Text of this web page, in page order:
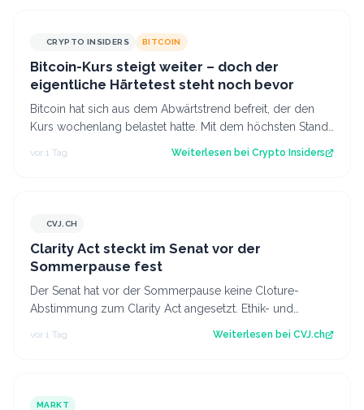
CRYPTO INSIDERS BITCOIN
Bitcoin-Kurs steigt weiter – doch der
eigentliche Härtetest steht noch bevor
Bitcoin hat sich aus dem Abwärtstrend befreit, der den
Kurs wochenlang belastet hatte. Mit dem höchsten Stand
seit fast einer Woche keimt ne…
vor 1 Tag Weiterlesen bei Crypto Insiders
CVJ.CHCVJ.CH
Clarity Act steckt im Senat vor der
Sommerpause fest
Der Senat hat vor der Sommerpause keine Cloture-
Abstimmung zum Clarity Act angesetzt. Ethik- und
vor 1 Tag Weiterlesen bei CVJ.ch
MARKT